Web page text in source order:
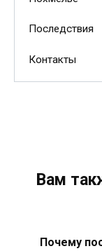
Последствия
Контакты
Вам
Почему